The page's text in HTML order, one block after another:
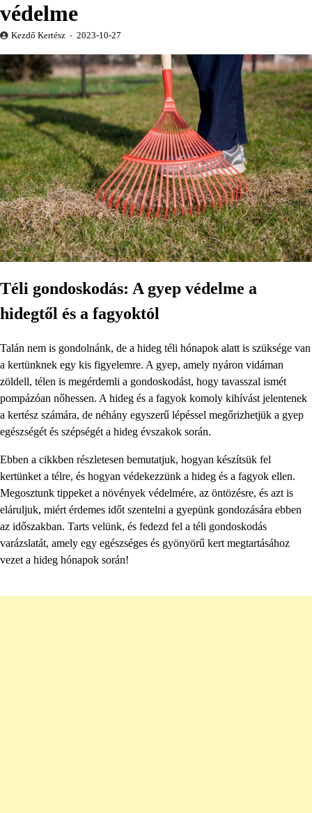
védelme
Kezdő Kertész 2023-10-27
Téli gondoskodás: A gyep védelme a
hidegtől és a fagyoktól
Talán nem is gondolnánk, de a hideg téli hónapok alatt is szüksége van
a kertünknek egy kis figyelemre. A gyep, amely nyáron vidáman
zöldell, télen is megérdemli a gondoskodást, hogy tavasszal ismét
pompázóan nőhessen. A hideg és a fagyok komoly kihívást jelentenek
a kertész számára, de néhány egyszerű lépéssel megőrizhetjük a gyep
egészségét és szépségét a hideg évszakok során.
Ebben a cikkben részletesen bemutatjuk, hogyan készítsük fel
kertünket a télre, és hogyan védekezzünk a hideg és a fagyok ellen.
Megosztunk tippeket a növények védelmére, az öntözésre, és azt is
eláruljuk, miért érdemes időt szentelni a gyepünk gondozására ebben
az időszakban. Tarts velünk, és fedezd fel a téli gondoskodás
varázslatát, amely egy egészséges és gyönyörű kert megtartásához
vezet a hideg hónapok során!